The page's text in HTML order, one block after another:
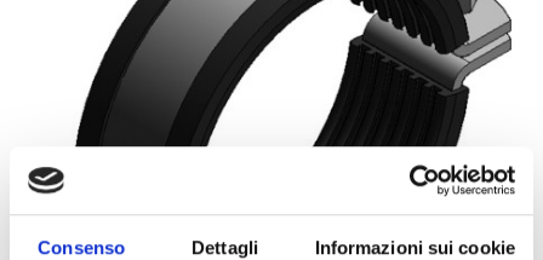
Consenso Dettagli Informazioni sui cookie